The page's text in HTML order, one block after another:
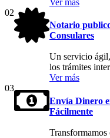
Ver más
02
Notario
Consulares
Un servicio
los trámites
Ver más
03
Envía Dinero
Fácilmente